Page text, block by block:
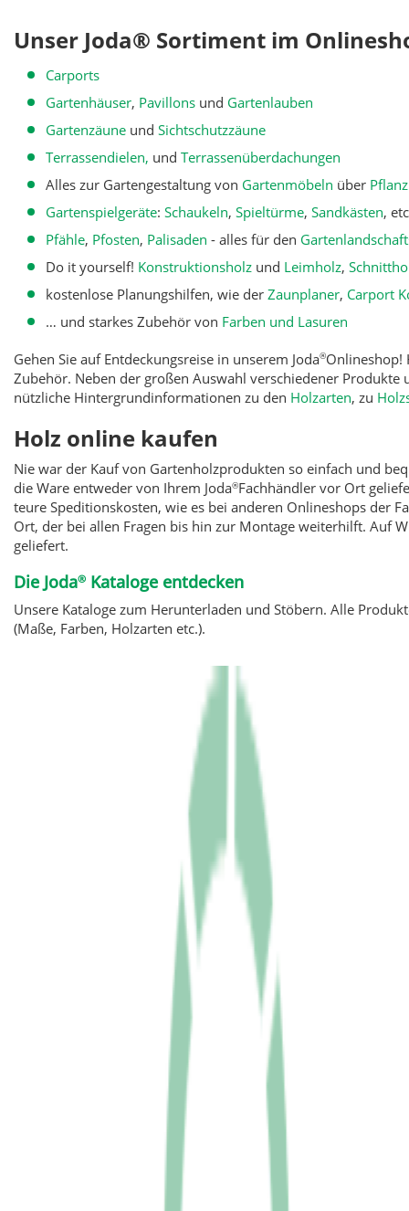
Unser Joda® Sortiment im
Carports
Gartenhäuser, Pavillons und Gartenlauben
Gartenzäune und Sichtschutzzäune
Terrassendielen, und Terrassenüberdachungen
Alles zur Gartengestaltung von Gartenmöbeln über
Gartenspielgeräte: Schaukeln, Spieltürme, Sandkästen,
Pfähle, Pfosten, Palisaden - alles für den
Do it yourself! Konstruktionsholz und Leimholz,
kostenlose Planungshilfen, wie der Zaunplaner, Carport
… und starkes Zubehör von Farben und Lasuren
Gehen Sie auf Entdeckungsreise in unserem Joda®Onlineshop!
Zubehör. Neben der großen Auswahl verschiedener
nützliche Hintergrundinformationen zu den Holzarten, zu
Holz online kaufen
Nie war der Kauf von Gartenholzprodukten so einfach und
die Ware entweder von Ihrem Joda®Fachhändler vor Ort
teure Speditionskosten, wie es bei anderen Onlineshops der
Ort, der bei allen Fragen bis hin zur Montage weiterhilft. Auf
geliefert.
Die Joda® Kataloge entdecken
Unsere Kataloge zum Herunterladen und Stöbern. Alle
(Maße, Farben, Holzarten etc.).